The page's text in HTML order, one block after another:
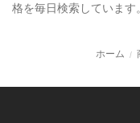
格を毎日検索しています。
ホーム